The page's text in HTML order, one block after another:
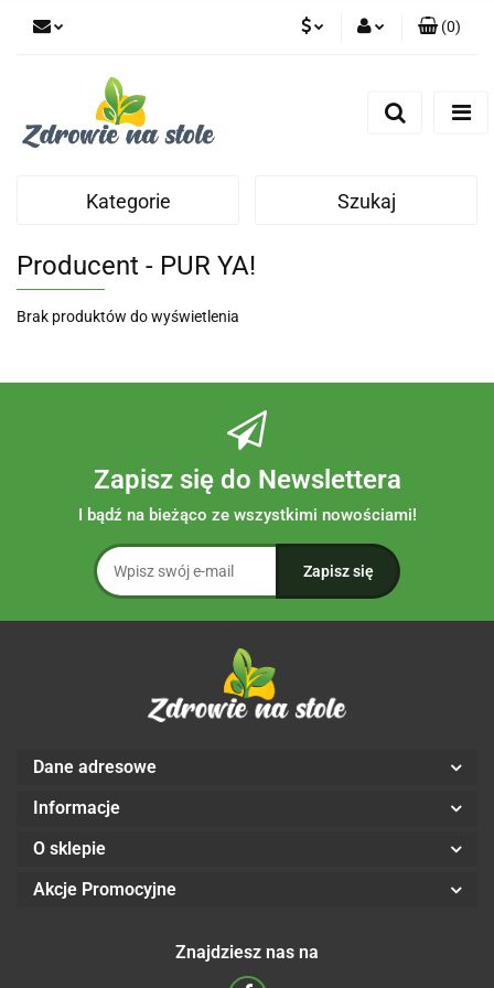
(0)
Kategorie Szukaj
Producent - PUR YA!
Brak produktów do wyświetlenia
Zapisz się do Newslettera
I bądź na bieżąco ze wszystkimi nowościami!
Dane adresowe
Informacje
O sklepie
Akcje Promocyjne
Znajdziesz nas na